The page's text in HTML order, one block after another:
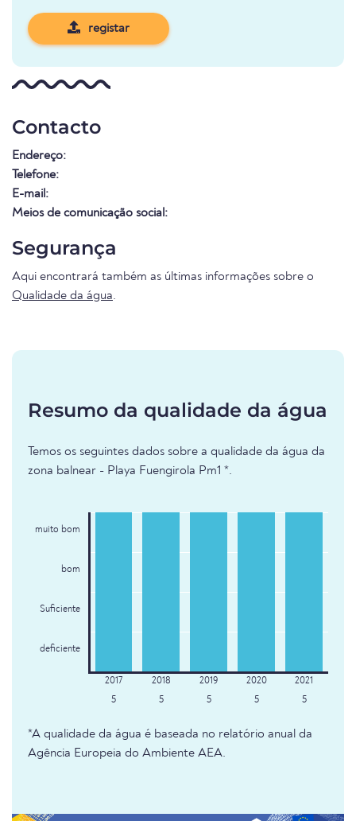
registar
Contacto
Endereço:
Telefone:
E-mail:
Meios de comunicação social:
Segurança
Aqui encontrará também as últimas informações sobre o
Qualidade da água.
Resumo da qualidade da água
Temos os seguintes dados sobre a qualidade da água da
zona balnear - Playa Fuengirola Pm1 *.
muito bom
bom
Suficiente
deficiente
5 5 5 5 5
*A qualidade da água é baseada no relatório anual da
Agência Europeia do Ambiente AEA.